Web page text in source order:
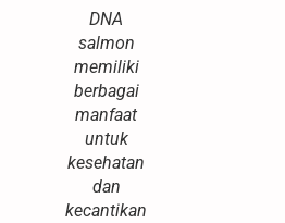
DNA
salmon
memiliki
berbagai
manfaat
untuk
kesehatan
dan
kecantikan